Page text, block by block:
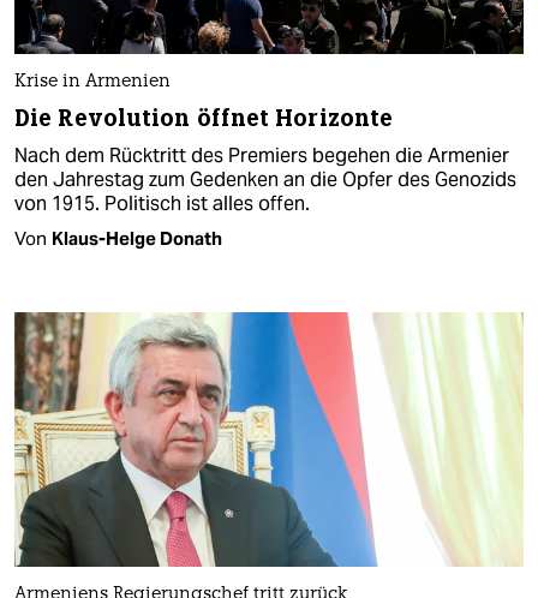
Krise in Armenien
Die Revolution öffnet Horizonte
Nach dem Rücktritt des Premiers begehen die Armenier
den Jahrestag zum Gedenken an die Opfer des Genozids
von 1915. Politisch ist alles offen.
Von Klaus-Helge Donath